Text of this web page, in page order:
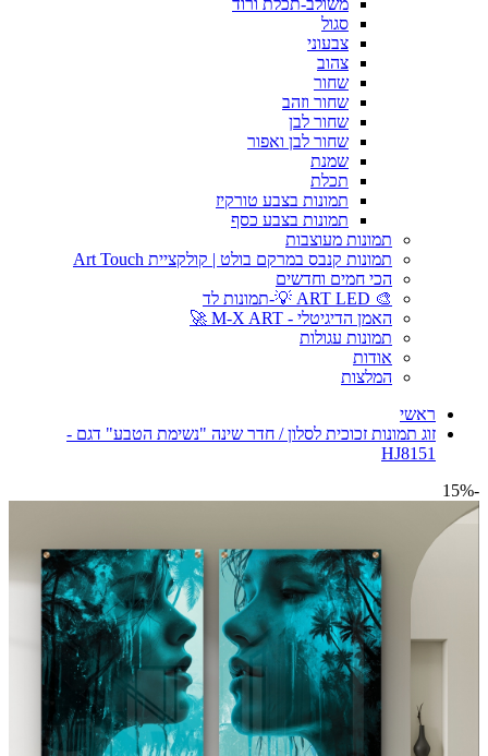
סגול
צבעוני
צהוב
שחור
שחור וזהב
שחור לבן
שחור לבן ואפור
שמנת
תכלת
תמונות בצבע טורקיז
תמונות בצבע כסף
תמונות מעוצבות
תמונות קנבס במרקם בולט | קולקציית Art Touch
הכי חמים וחדשים
🎨 ART LED 💡-תמונות לד
האמן הדיגיטלי - M-X ART 🚀
תמונות עגולות
אודות
המלצות
ראשי
זוג תמונות זכוכית לסלון / חדר שינה "נשימת הטבע" דגם -
HJ8151
-15%